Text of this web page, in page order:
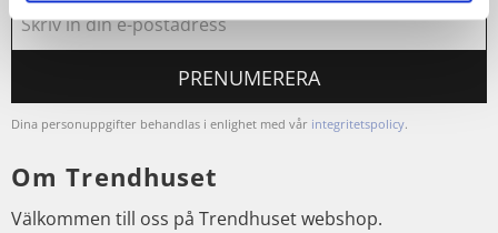
PRENUMERERA
Dina personuppgifter behandlas i enlighet med vår integritetspolicy.
Om Trendhuset
Välkommen till oss på Trendhuset webshop.